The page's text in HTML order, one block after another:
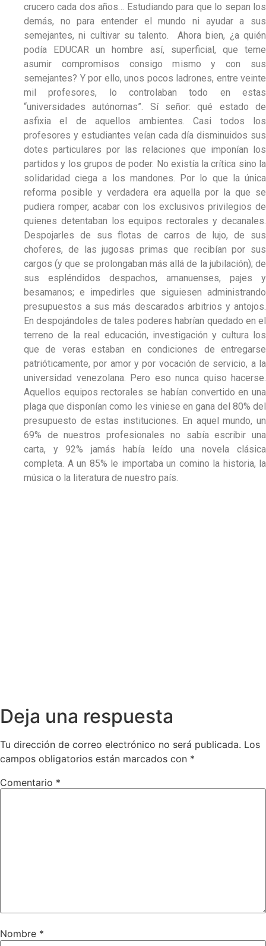
crucero cada dos años… Estudiando para que lo sepan los
demás, no para entender el mundo ni ayudar a sus
semejantes, ni cultivar su talento. Ahora bien, ¿a quién
podía EDUCAR un hombre así, superficial, que teme
asumir compromisos consigo mismo y con sus
semejantes? Y por ello, unos pocos ladrones, entre veinte
mil profesores, lo controlaban todo en estas
“universidades autónomas”. Sí señor: qué estado de
asfixia el de aquellos ambientes. Casi todos los
profesores y estudiantes veían cada día disminuidos sus
dotes particulares por las relaciones que imponían los
partidos y los grupos de poder. No existía la crítica sino la
solidaridad ciega a los mandones. Por lo que la única
reforma posible y verdadera era aquella por la que se
pudiera romper, acabar con los exclusivos privilegios de
quienes detentaban los equipos rectorales y decanales.
Despojarles de sus flotas de carros de lujo, de sus
choferes, de las jugosas primas que recibían por sus
cargos (y que se prolongaban más allá de la jubilación); de
sus espléndidos despachos, amanuenses, pajes y
besamanos; e impedirles que siguiesen administrando
presupuestos a sus más descarados arbitrios y antojos.
En despojándoles de tales poderes habrían quedado en el
terreno de la real educación, investigación y cultura los
que de veras estaban en condiciones de entregarse
patrióticamente, por amor y por vocación de servicio, a la
universidad venezolana. Pero eso nunca quiso hacerse.
Aquellos equipos rectorales se habían convertido en una
plaga que disponían como les viniese en gana del 80% del
presupuesto de estas instituciones. En aquel mundo, un
69% de nuestros profesionales no sabía escribir una
carta, y 92% jamás había leído una novela clásica
completa. A un 85% le importaba un comino la historia, la
música o la literatura de nuestro país.
Deja una respuesta
Tu dirección de correo electrónico no será publicada. Los
campos obligatorios están marcados con *
Comentario *
Nombre *